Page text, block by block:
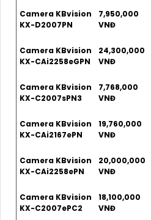
Camera KBvision
KX-D2007PN
7,950,000
VNĐ
Camera KBvision
KX-CAi2258eGPN
24,300,000
VNĐ
Camera KBvision
KX-C2007sPN3
7,768,000
VNĐ
Camera KBvision
KX-CAi2167ePN
19,760,000
VNĐ
Camera KBvision
KX-CAi2258ePN
20,000,000
VNĐ
Camera KBvision
KX-C2007ePC2
18,100,000
VNĐ